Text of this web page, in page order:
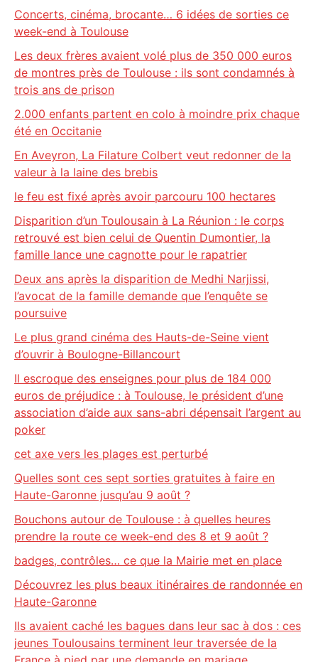
Concerts, cinéma, brocante… 6 idées de sorties ce
week-end à Toulouse
Les deux frères avaient volé plus de 350 000 euros
de montres près de Toulouse : ils sont condamnés à
trois ans de prison
2.000 enfants partent en colo à moindre prix chaque
été en Occitanie
En Aveyron, La Filature Colbert veut redonner de la
valeur à la laine des brebis
le feu est fixé après avoir parcouru 100 hectares
Disparition d’un Toulousain à La Réunion : le corps
retrouvé est bien celui de Quentin Dumontier, la
famille lance une cagnotte pour le rapatrier
Deux ans après la disparition de Medhi Narjissi,
l’avocat de la famille demande que l’enquête se
poursuive
Le plus grand cinéma des Hauts-de-Seine vient
d’ouvrir à Boulogne-Billancourt
Il escroque des enseignes pour plus de 184 000
euros de préjudice : à Toulouse, le président d’une
association d’aide aux sans-abri dépensait l’argent au
poker
cet axe vers les plages est perturbé
Quelles sont ces sept sorties gratuites à faire en
Haute-Garonne jusqu’au 9 août ?
Bouchons autour de Toulouse : à quelles heures
prendre la route ce week-end des 8 et 9 août ?
badges, contrôles… ce que la Mairie met en place
Découvrez les plus beaux itinéraires de randonnée en
Haute-Garonne
Ils avaient caché les bagues dans leur sac à dos : ces
jeunes Toulousains terminent leur traversée de la